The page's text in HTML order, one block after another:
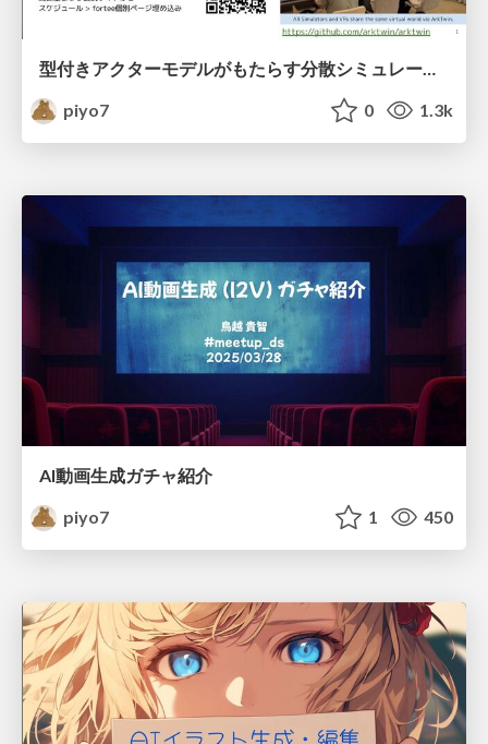
型付きアクターモデルがもたらす分散シミュレーションの未来
piyo7
0 1.3k
AI動画生成ガチャ紹介
piyo7
1 450